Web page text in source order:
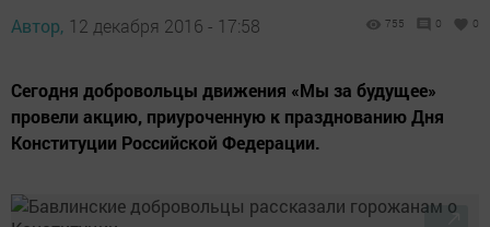
Автор, 12 декабря 2016 - 17:58 755 0 0
Сегодня добровольцы движения «Мы за будущее»
провели акцию, приуроченную к празднованию Дня
Конституции Российской Федерации.